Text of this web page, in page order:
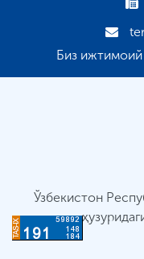
Биз ижтимоий
Ўзбекистон